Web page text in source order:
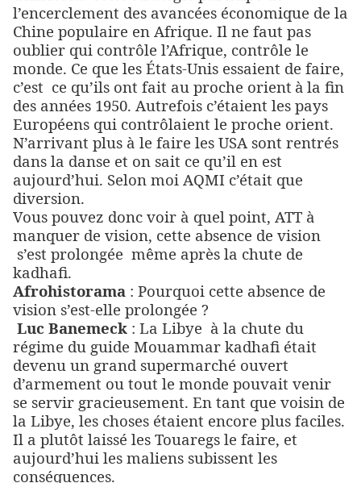
l’encerclement des avancées économique de la
Chine populaire en Afrique. Il ne faut pas
oublier qui contrôle l’Afrique, contrôle le
monde. Ce que les États-Unis essaient de faire,
c’est ce qu’ils ont fait au proche orient à la fin
des années 1950. Autrefois c’étaient les pays
Européens qui contrôlaient le proche orient.
N’arrivant plus à le faire les USA sont rentrés
dans la danse et on sait ce qu’il en est
aujourd’hui. Selon moi AQMI c’était que
diversion.
Vous pouvez donc voir à quel point, ATT à
manquer de vision, cette absence de vision
s’est prolongée même après la chute de
kadhafi.
Afrohistorama : Pourquoi cette absence de
vision s’est-elle prolongée ?
Luc Banemeck : La Libye à la chute du
régime du guide Mouammar kadhafi était
devenu un grand supermarché ouvert
d’armement ou tout le monde pouvait venir
se servir gracieusement. En tant que voisin de
la Libye, les choses étaient encore plus faciles.
Il a plutôt laissé les Touaregs le faire, et
aujourd’hui les maliens subissent les
conséquences.